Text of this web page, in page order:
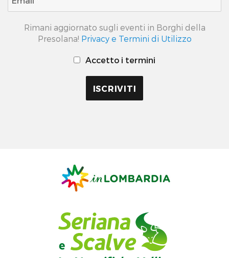
Rimani aggiornato sugli eventi in Borghi della
Presolana! Privacy e Termini di Utilizzo
Accetto i termini